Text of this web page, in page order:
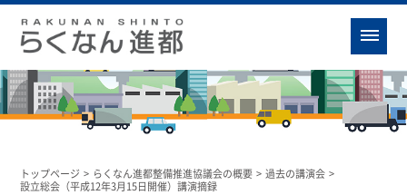
トップページ > らくなん進都整備推進協議会の概要 >過去の講演会 >
設立総会（平成12年3月15日開催）講演摘録